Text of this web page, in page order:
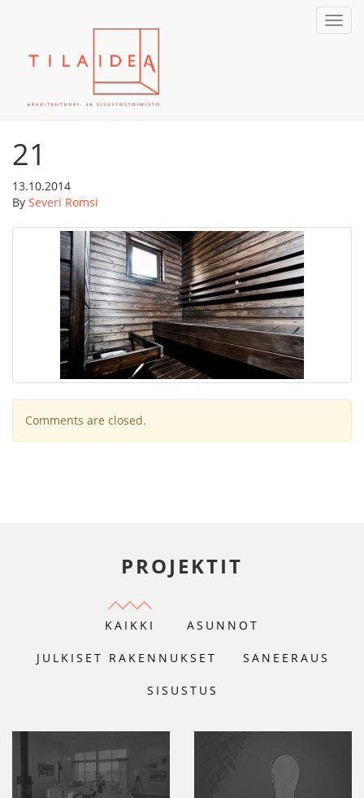
21
13.10.2014
By Severi Romsi
Comments are closed.
PROJEKTIT
KAIKKI ASUNNOT
JULKISET RAKENNUKSET SANEERAUS
SISUSTUS